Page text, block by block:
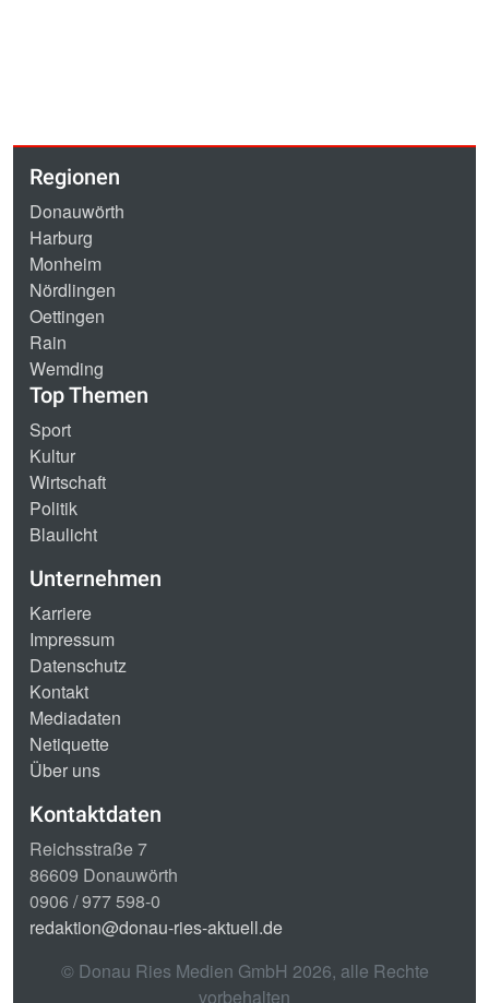
Regionen
Donauwörth
Harburg
Monheim
Nördlingen
Oettingen
Rain
Wemding
Top Themen
Sport
Kultur
Wirtschaft
Politik
Blaulicht
Unternehmen
Karriere
Impressum
Datenschutz
Kontakt
Mediadaten
Netiquette
Über uns
Kontaktdaten
Reichsstraße 7
86609 Donauwörth
0906 / 977 598-0
redaktion@donau-ries-aktuell.de
© Donau Ries Medien GmbH 2026, alle Rechte
vorbehalten